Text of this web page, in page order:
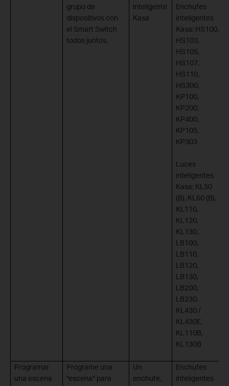
grupo de
dispositivos con
el Smart Switch
todos juntos.
inteligente
Kasa
Enchufes
inteligentes
Kasa: HS100,
HS103,
HS105,
HS107,
HS110,
HS300,
KP100,
KP200,
KP400,
KP105,
KP303
Luces
inteligentes
Kasa: KL50
(B), KL60 (B),
KL110,
KL120,
KL130,
LB100,
LB110,
LB120,
LB130,
LB200,
LB230,
KL430 /
KL430E,
KL110B,
KL130B
Programar
una escena
Programe una
"escena" para
Un
enchufe,
Enchufes
inteligentes